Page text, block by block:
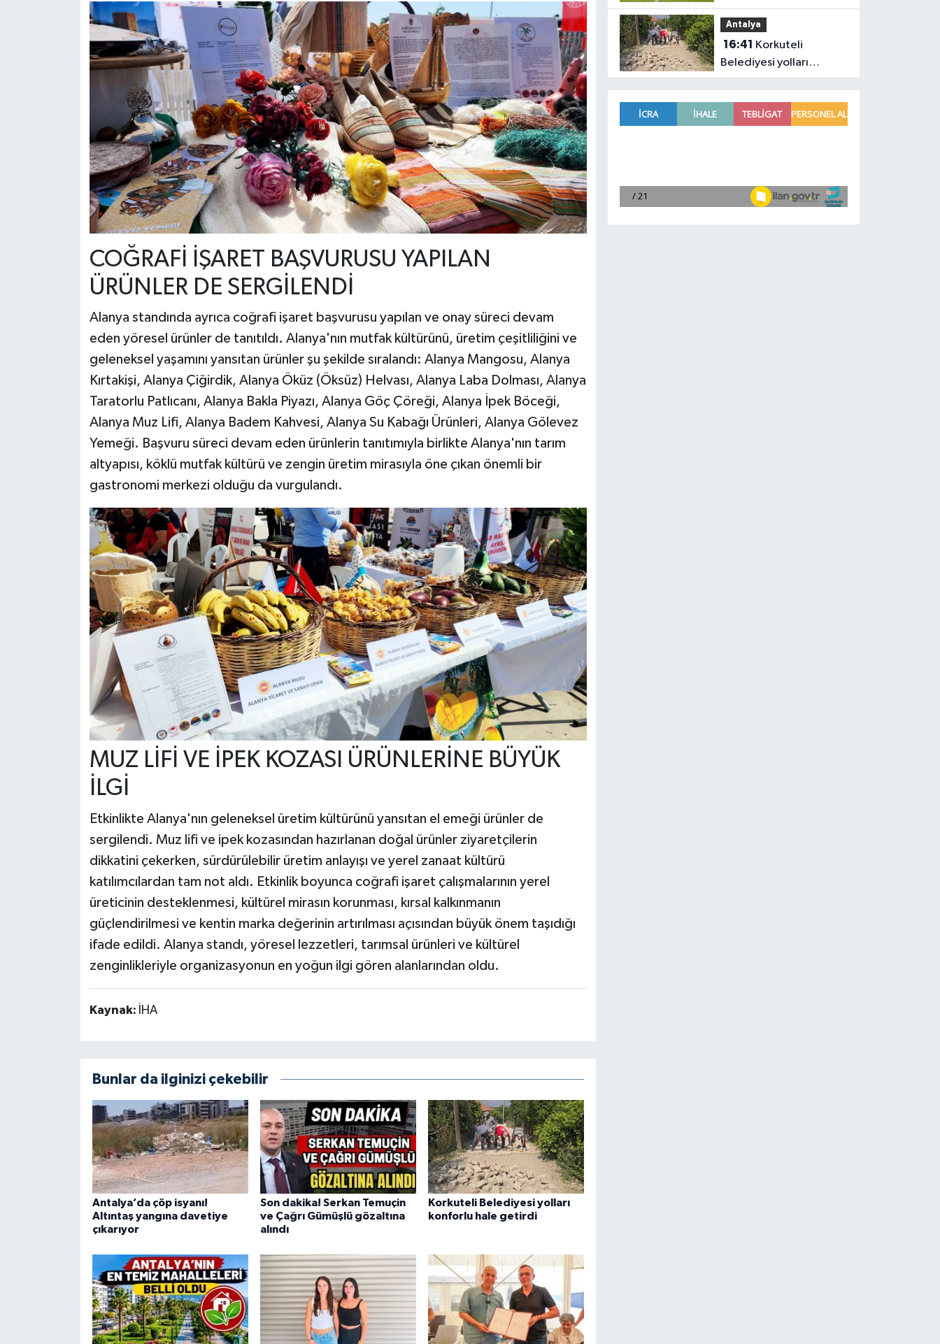
COĞRAFİ İŞARET BAŞVURUSU YAPILAN
ÜRÜNLER DE SERGİLENDİ
Alanya standında ayrıca coğrafi işaret başvurusu yapılan ve onay süreci devam
eden yöresel ürünler de tanıtıldı. Alanya'nın mutfak kültürünü, üretim çeşitliliğini ve
geleneksel yaşamını yansıtan ürünler şu şekilde sıralandı: Alanya Mangosu, Alanya
Kırtakişi, Alanya Çiğirdik, Alanya Öküz (Öksüz) Helvası, Alanya Laba Dolması, Alanya
Taratorlu Patlıcanı, Alanya Bakla Piyazı, Alanya Göç Çöreği, Alanya İpek Böceği,
Alanya Muz Lifi, Alanya Badem Kahvesi, Alanya Su Kabağı Ürünleri, Alanya Gölevez
Yemeği. Başvuru süreci devam eden ürünlerin tanıtımıyla birlikte Alanya'nın tarım
altyapısı, köklü mutfak kültürü ve zengin üretim mirasıyla öne çıkan önemli bir
gastronomi merkezi olduğu da vurgulandı.
MUZ LİFİ VE İPEK KOZASI ÜRÜNLERİNE BÜYÜK
İLGİ
Etkinlikte Alanya'nın geleneksel üretim kültürünü yansıtan el emeği ürünler de
sergilendi. Muz lifi ve ipek kozasından hazırlanan doğal ürünler ziyaretçilerin
dikkatini çekerken, sürdürülebilir üretim anlayışı ve yerel zanaat kültürü
katılımcılardan tam not aldı. Etkinlik boyunca coğrafi işaret çalışmalarının yerel
üreticinin desteklenmesi, kültürel mirasın korunması, kırsal kalkınmanın
güçlendirilmesi ve kentin marka değerinin artırılması açısından büyük önem taşıdığı
ifade edildi. Alanya standı, yöresel lezzetleri, tarımsal ürünleri ve kültürel
zenginlikleriyle organizasyonun en yoğun ilgi gören alanlarından oldu.
Kaynak: İHA
Bunlar da ilginizi çekebilir
Antalya’da çöp isyanı!
Altıntaş yangına davetiye
çıkarıyor
Son dakika! Serkan Temuçin
ve Çağrı Gümüşlü gözaltına
alındı
Korkuteli Belediyesi yolları
konforlu hale getirdi
programı belli oldu
Antalya
16:41
Belediyesi yolları
konforlu hale getirdi